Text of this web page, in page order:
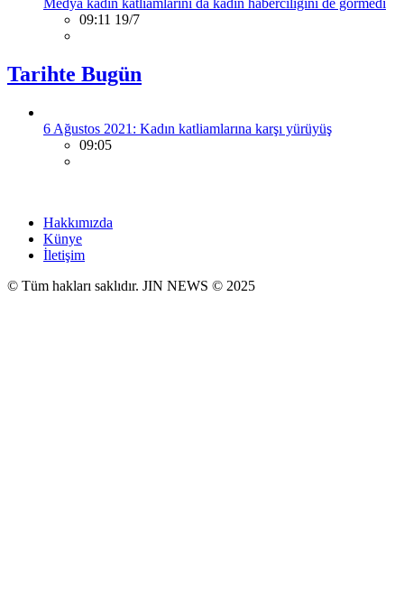
Medya kadın katliamlarını da kadın haberciliğini de görmedi
09:11 19/7
Tarihte Bugün
6 Ağustos 2021: Kadın katliamlarına karşı yürüyüş
09:05
Hakkımızda
Künye
İletişim
© Tüm hakları saklıdır. JIN NEWS © 2025